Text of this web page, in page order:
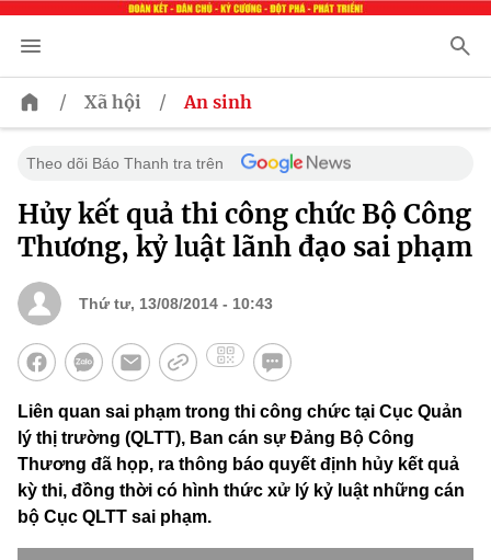
/ Xã hội / An sinh
Theo dõi Báo Thanh tra trên
Hủy kết quả thi công chức Bộ Công
Thương, kỷ luật lãnh đạo sai phạm
Thứ tư, 13/08/2014 - 10:43
Liên quan sai phạm trong thi công chức tại Cục Quản
lý thị trường (QLTT), Ban cán sự Đảng Bộ Công
Thương đã họp, ra thông báo quyết định hủy kết quả
kỳ thi, đồng thời có hình thức xử lý kỷ luật những cán
bộ Cục QLTT sai phạm.